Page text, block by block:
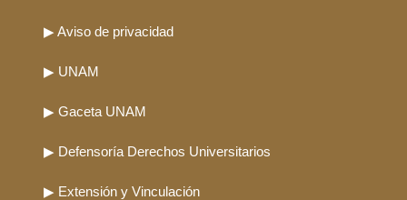
▶ Aviso de privacidad
▶ UNAM
▶ Gaceta UNAM
▶ Defensoría Derechos Universitarios
▶ Extensión y Vinculación